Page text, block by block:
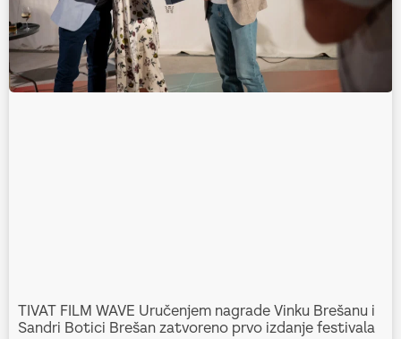
TIVAT FILM WAVE Uručenjem nagrade Vinku Brešanu i
Sandri Botici Brešan zatvoreno prvo izdanje festivala